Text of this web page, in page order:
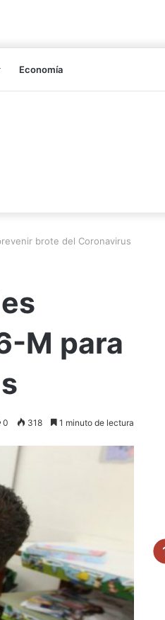
Economía
brote del Coronavirus
M para
0 318 1 minuto de lectura